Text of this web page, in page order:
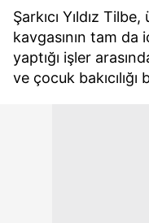
Şarkıcı Yıldız
kavgasının tam da
yaptığı işler
ve çocuk bakıcılığı